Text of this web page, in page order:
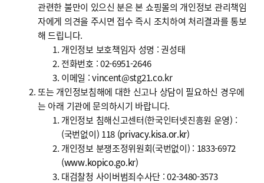
관련한 불만이 있으신 분은 본 쇼핑몰의 개인정보 관리책임
자에게 의견을 주시면 접수 즉시 조치하여 처리결과를 통보
해 드립니다.
개인정보 보호책임자 성명 : 권성태
전화번호 : 02-6951-2646
이메일 : vincent@stg21.co.kr
또는 개인정보침해에 대한 신고나 상담이 필요하신 경우에
는 아래 기관에 문의하시기 바랍니다.
개인정보 침해신고센터(한국인터넷진흥원 운영) :
(국번없이) 118 (privacy.kisa.or.kr)
개인정보 분쟁조정위원회(국번없이) : 1833-6972
(www.kopico.go.kr)
대검찰청 사이버범죄수사단 : 02-3480-3573